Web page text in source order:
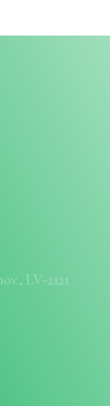
LV-2121